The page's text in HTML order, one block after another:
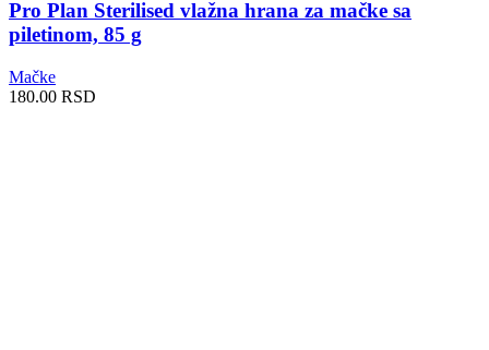
Pro Plan Sterilised vlažna hrana za mačke sa
piletinom, 85 g
Mačke
180.00 RSD